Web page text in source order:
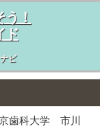
！
ド
ビ
歯科大学 市川